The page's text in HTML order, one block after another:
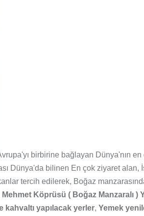
birbirine bağlayan Dünya'nın
Dünya'da bilinen En çok ziyaret alan,
tercih edilerek, Boğaz
Köprüsü ( Boğaz Manzaralı )
kahvaltı yapılacak yerler, Yemek